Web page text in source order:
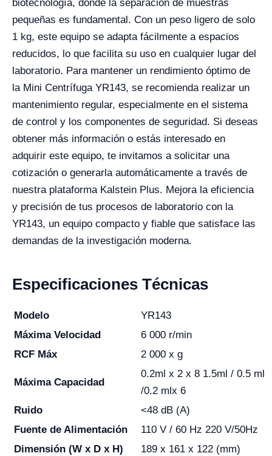
biotecnología, donde la separación de muestras
pequeñas es fundamental. Con un peso ligero de solo
1 kg, este equipo se adapta fácilmente a espacios
reducidos, lo que facilita su uso en cualquier lugar del
laboratorio. Para mantener un rendimiento óptimo de
la Mini Centrífuga YR143, se recomienda realizar un
mantenimiento regular, especialmente en el sistema
de control y los componentes de seguridad. Si deseas
obtener más información o estás interesado en
adquirir este equipo, te invitamos a solicitar una
cotización o generarla automáticamente a través de
nuestra plataforma Kalstein Plus. Mejora la eficiencia
y precisión de tus procesos de laboratorio con la
YR143, un equipo compacto y fiable que satisface las
demandas de la investigación moderna.
Especificaciones Técnicas
Modelo
YR143
Máxima Velocidad
6 000 r/min
RCF Máx
2 000 x g
Máxima Capacidad
0.2ml x 2 x 8 1.5ml / 0.5 ml
/0.2 mlx 6
Ruido
<48 dB (A)
Fuente de Alimentación
110 V / 60 Hz 220 V/50Hz
Dimensión (W x D x H)
189 x 161 x 122 (mm)